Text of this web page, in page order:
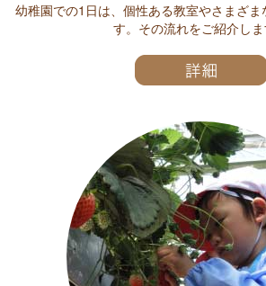
幼稚園での1日は、個性ある教室やさまざま
す。その流れをご紹介しま